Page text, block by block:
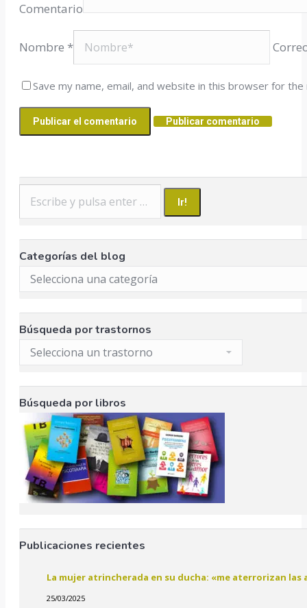
Comentario
Nombre *
Save my name, email, and website in this browser for
Publicar comentario
Categorías del blog
Búsqueda por trastornos
Búsqueda por libros
Publicaciones recientes
La mujer atrincherada en su ducha: «me aterrorizan las
25/03/2025